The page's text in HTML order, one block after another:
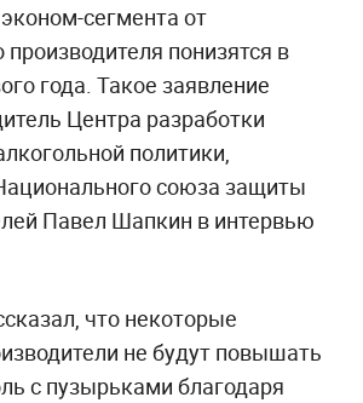
сегмента от
производителя понизятся в
года. Такое заявление
Центра разработки
политики,
союза защиты
Павел Шапкин в интервью
что некоторые
не будут повышать
с пузырьками благодаря